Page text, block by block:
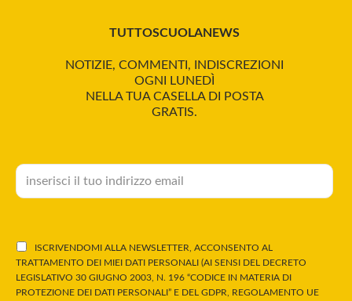
TUTTOSCUOLANEWS
NOTIZIE, COMMENTI, INDISCREZIONI
OGNI LUNEDÌ
NELLA TUA CASELLA DI POSTA
GRATIS.
ISCRIVENDOMI ALLA NEWSLETTER, ACCONSENTO AL
TRATTAMENTO DEI MIEI DATI PERSONALI (AI SENSI DEL DECRETO
LEGISLATIVO 30 GIUGNO 2003, N. 196 “CODICE IN MATERIA DI
PROTEZIONE DEI DATI PERSONALI” E DEL GDPR, REGOLAMENTO UE